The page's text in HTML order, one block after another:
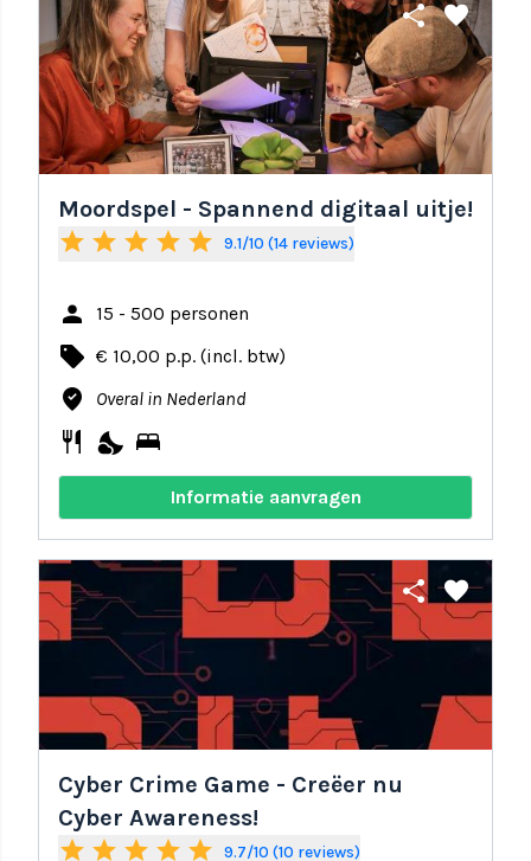
share favorite
Moordspel - Spannend digitaal uitje!
star star star star star 9.1/10 (14 reviews)
person 15 - 500 personen
local_offer € 10,00 p.p. (incl. btw)
where_to_vote Overal in Nederland
restaurant nights_stay bed
Informatie aanvragen
share favorite
Cyber Crime Game - Creëer nu
Cyber Awareness!
star star star star star 9.7/10 (10 reviews)